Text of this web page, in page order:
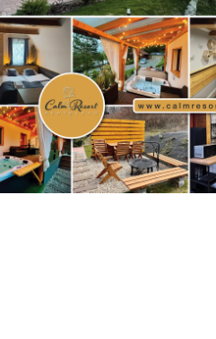
(244)motorsport (153)Opel Dakar
(122)Rendezvény(142)rio
Sportime Magazin(128)
tenisz(416)táplálkozás(155)
világbajnokság (162)Világkupa
(174)vízilabda(197)Érdi Mária(130)
(361)